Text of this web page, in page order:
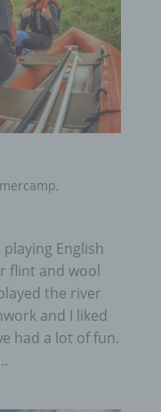
,
English
flint and wool
the river
and I liked
had a lot of fun.